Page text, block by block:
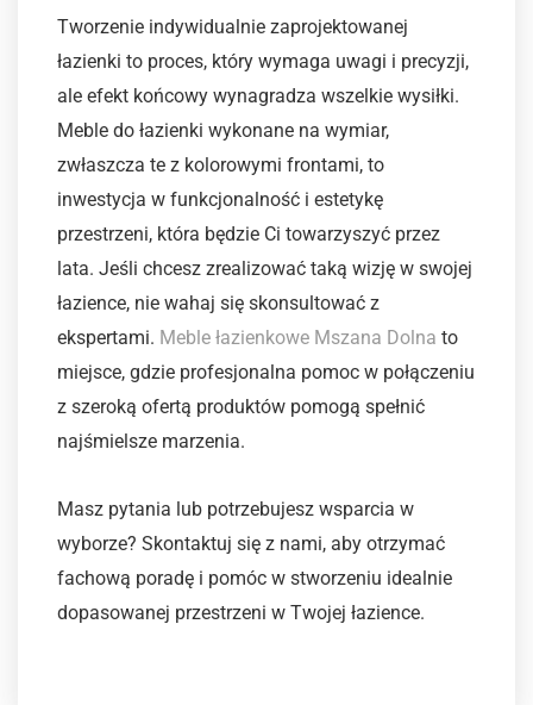
Tworzenie indywidualnie zaprojektowanej
łazienki to proces, który wymaga uwagi i precyzji,
ale efekt końcowy wynagradza wszelkie wysiłki.
Meble do łazienki wykonane na wymiar,
zwłaszcza te z kolorowymi frontami, to
inwestycja w funkcjonalność i estetykę
przestrzeni, która będzie Ci towarzyszyć przez
lata. Jeśli chcesz zrealizować taką wizję w swojej
łazience, nie wahaj się skonsultować z
ekspertami. Meble łazienkowe Mszana Dolna to
miejsce, gdzie profesjonalna pomoc w połączeniu
z szeroką ofertą produktów pomogą spełnić
najśmielsze marzenia.
Masz pytania lub potrzebujesz wsparcia w
wyborze? Skontaktuj się z nami, aby otrzymać
fachową poradę i pomóc w stworzeniu idealnie
dopasowanej przestrzeni w Twojej łazience.